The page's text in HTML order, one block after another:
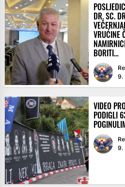
DR. SC.
VRUĆINE
BORITI…
9.
VIDEO
PODIGLI
9.